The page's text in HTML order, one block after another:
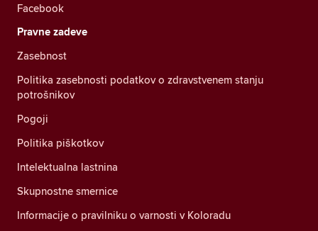
Facebook
Pravne zadeve
Zasebnost
Politika zasebnosti podatkov o zdravstvenem stanju
potrošnikov
Pogoji
Politika piškotkov
Intelektualna lastnina
Skupnostne smernice
Informacije o pravilniku o varnosti v Koloradu